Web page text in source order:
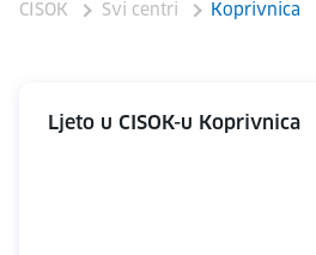
CISOK Svi centri Koprivnica
Ljeto u CISOK-u Koprivnica